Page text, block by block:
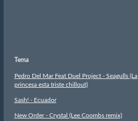
Tema
Pedro Del Mar Feat Duel Project - Seagulls (La
princesa esta triste chillout)
Sash! - Ecuador
New Order - Crystal (Lee Coombs remix)